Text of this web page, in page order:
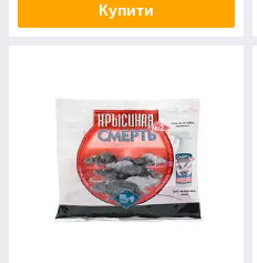
Купити